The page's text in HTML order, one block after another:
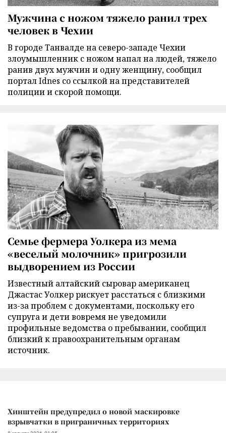
Мужчина с ножом тяжело ранил трех
человек в Чехии
В городе Танвалде на северо-западе Чехии
злоумышленник с ножом напал на людей, тяжело
ранив двух мужчин и одну женщину, сообщил
портал Idnes со ссылкой на представителей
полиции и скорой помощи.
Семье фермера Уолкера из мема
«веселый молочник» пригрозили
выдворением из России
Известный алтайский сыровар американец
Джастас Уолкер рискует расстаться с близкими
из-за проблем с документами, поскольку его
супруга и дети вовремя не уведомили
профильные ведомства о пребывании, сообщил
близкий к правоохранительным органам
источник.
Хинштейн предупредил о новой маскировке
взрывчатки в приграничных территориях